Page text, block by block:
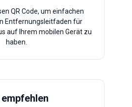
QR Code, um einfachen
Entfernungsleitfaden für
auf Ihrem mobilen Gerät zu
haben.